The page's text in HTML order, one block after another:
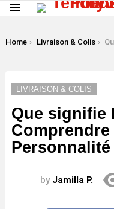
You are here:
Home Livraison & Colis Que
LIVRAISON & COLIS
Que signifie
by Jamilla P.